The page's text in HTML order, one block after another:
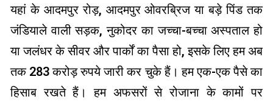
यहां के आदमपुर रोड़, आदमपुर ओवरब्रिज या बड़े पिंड तक
जंडियाले वाली सड़क, नुकोदर का जच्चा-बच्चा अस्पताल हो
या जलंधर के सीवर और पार्कों का पैसा हो, इसके लिए हम अब
तक 283 करोड़ रुपये जारी कर चुके हैं। हम एक-एक पैसे का
हिसाब रखते हैं। हम अफसरों से रोजाना के कामों पर